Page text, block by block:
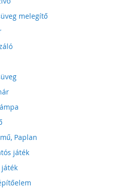
melegítő
Paplan
játék
játék